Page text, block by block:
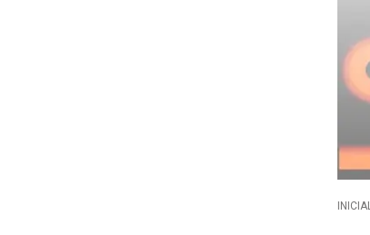
INICIAL